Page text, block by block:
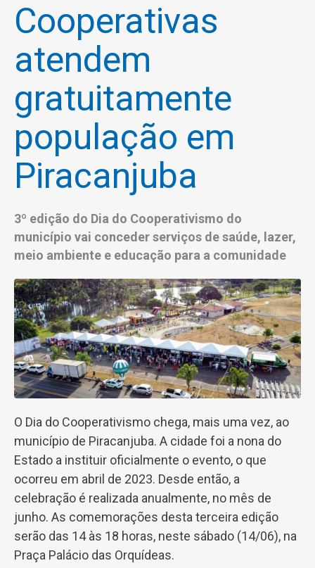
Cooperativas
atendem
gratuitamente
população em
Piracanjuba
3º edição do Dia do Cooperativismo do
município vai conceder serviços de saúde, lazer,
meio ambiente e educação para a comunidade
O Dia do Cooperativismo chega, mais uma vez, ao
município de Piracanjuba. A cidade foi a nona do
Estado a instituir oficialmente o evento, o que
ocorreu em abril de 2023. Desde então, a
celebração é realizada anualmente, no mês de
junho. As comemorações desta terceira edição
serão das 14 às 18 horas, neste sábado (14/06), na
Praça Palácio das Orquídeas.